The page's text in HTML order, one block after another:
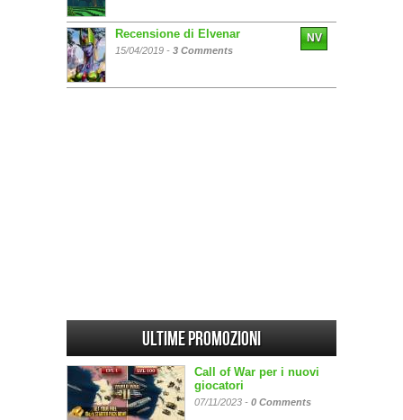
Recensione di Elvenar
15/04/2019 - 3 Comments
NV
Ultime promozioni
Call of War per i nuovi
giocatori
07/11/2023 - 0 Comments